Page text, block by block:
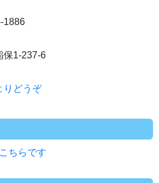
1886
保1-237-6
りどうぞ
ちらです